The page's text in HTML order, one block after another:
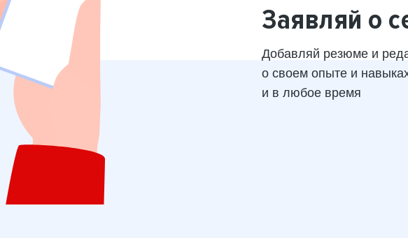
Заявляй о
Добавляй резюме и
о своем опыте и
и в любое время